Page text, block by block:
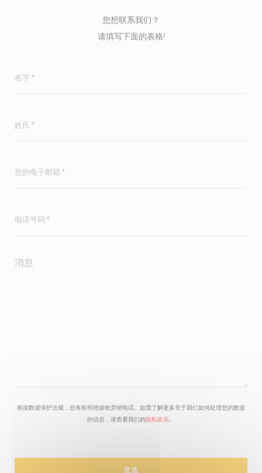
您想联系我们？
请填写下面的表格!
根据数据保护法规，您有权拒绝接收营销电话。如需了解更多关于我们如何处理您的数据
的信息，请查看我们的隐私政策。